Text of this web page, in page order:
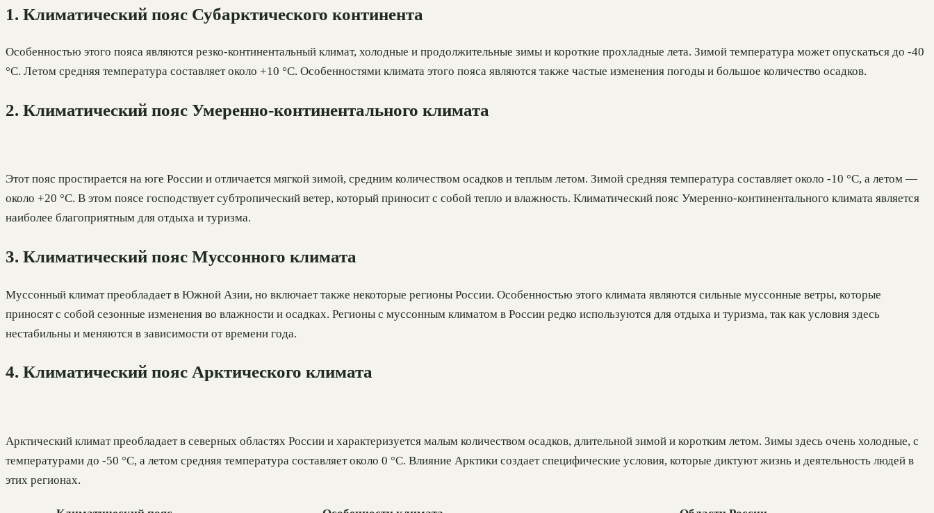
1. Климатический пояс Субарктического континента
Особенностью этого пояса являются резко-континентальный климат, холодные и продолжительные зимы и короткие прохладные лета. Зимой температура может опускаться до -40
°C. Летом средняя температура составляет около +10 °C. Особенностями климата этого пояса являются также частые изменения погоды и большое количество осадков.
2. Климатический пояс Умеренно-континентального климата
Этот пояс простирается на юге России и отличается мягкой зимой, средним количеством осадков и теплым летом. Зимой средняя температура составляет около -10 °C, а летом —
около +20 °C. В этом поясе господствует субтропический ветер, который приносит с собой тепло и влажность. Климатический пояс Умеренно-континентального климата является
наиболее благоприятным для отдыха и туризма.
3. Климатический пояс Муссонного климата
Муссонный климат преобладает в Южной Азии, но включает также некоторые регионы России. Особенностью этого климата являются сильные муссонные ветры, которые
приносят с собой сезонные изменения во влажности и осадках. Регионы с муссонным климатом в России редко используются для отдыха и туризма, так как условия здесь
нестабильны и меняются в зависимости от времени года.
4. Климатический пояс Арктического климата
Арктический климат преобладает в северных областях России и характеризуется малым количеством осадков, длительной зимой и коротким летом. Зимы здесь очень холодные, с
температурами до -50 °C, а летом средняя температура составляет около 0 °C. Влияние Арктики создает специфические условия, которые диктуют жизнь и деятельность людей в
этих регионах.